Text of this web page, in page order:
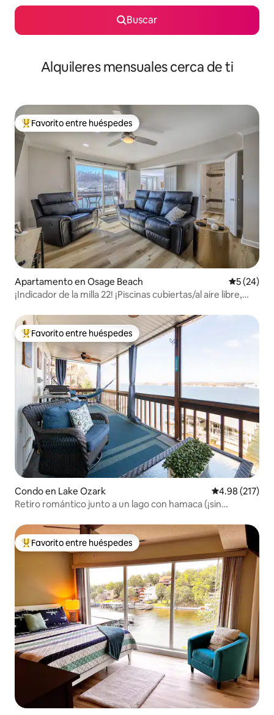
Buscar
Alquileres mensuales cerca de ti
Favorito entre huéspedes preferido
Favorito entre huéspedes
Apartamento en Osage Beach
5 (24)
¡Indicador de la milla 22! ¡Piscinas cubiertas/al aire libre,
Favorito entre huéspedes preferido
Favorito entre huéspedes
Condo en Lake Ozark Calificación
4.98 (217)
Retiro romántico junto a un lago con hamaca (¡sin
Favorito entre huéspedes preferido
Favorito entre huéspedes